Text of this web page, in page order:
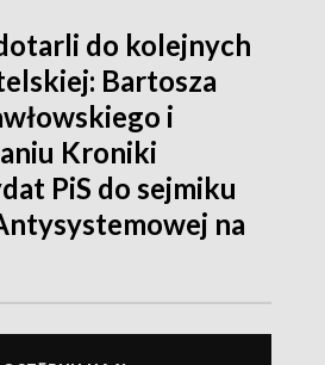
do kolejnych
Bartosza
i
Kroniki
PiS do sejmiku
na